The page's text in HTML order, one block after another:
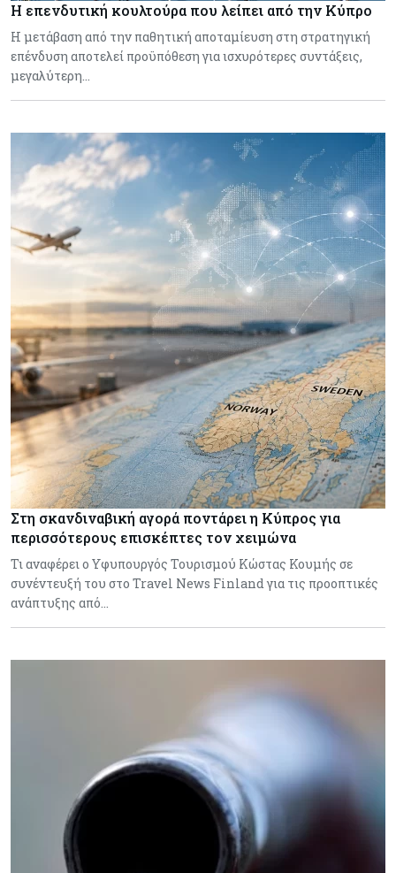
Η επενδυτική κουλτούρα που λείπει από την Κύπρο
Η μετάβαση από την παθητική αποταμίευση στη στρατηγική
επένδυση αποτελεί προϋπόθεση για ισχυρότερες συντάξεις,
μεγαλύτερη…
Στη σκανδιναβική αγορά ποντάρει η Κύπρος για
περισσότερους επισκέπτες τον χειμώνα
Τι αναφέρει ο Υφυπουργός Τουρισμού Κώστας Κουμής σε
συνέντευξή του στο Travel News Finland για τις προοπτικές
ανάπτυξης από…